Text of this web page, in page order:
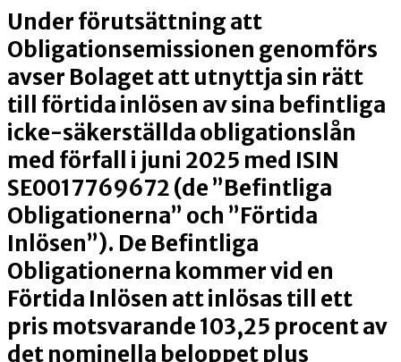
Under förutsättning att
Obligationsemissionen genomförs
avser Bolaget att utnyttja sin rätt
till förtida inlösen av sina befintliga
icke-säkerställda obligationslån
med förfall i juni 2025 med ISIN
SE0017769672 (de ”Befintliga
Obligationerna” och ”Förtida
Inlösen”). De Befintliga
Obligationerna kommer vid en
Förtida Inlösen att inlösas till ett
pris motsvarande 103,25 procent av
det nominella beloppet plus